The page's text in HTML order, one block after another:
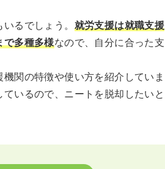
るでしょう。 就労支援は就職支援
で多種多様なので、自分に合った支
関の特徴や使い方を紹介していま
いるので、ニートを脱却したいと